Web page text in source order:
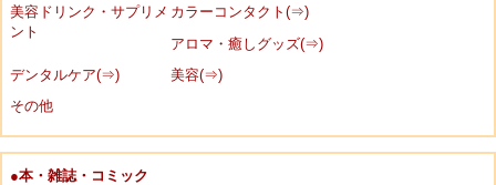
美容ドリンク・サプリメ
ント
カラーコンタクト(⇒)
アロマ・癒しグッズ(⇒)
デンタルケア(⇒)
美容(⇒)
その他
●本・雑誌・コミック